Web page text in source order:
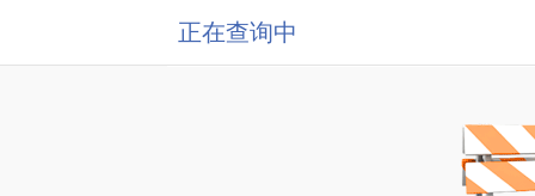
正在查询中